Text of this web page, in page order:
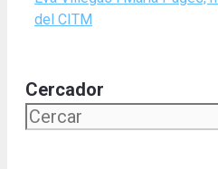
del CITM
Cercador